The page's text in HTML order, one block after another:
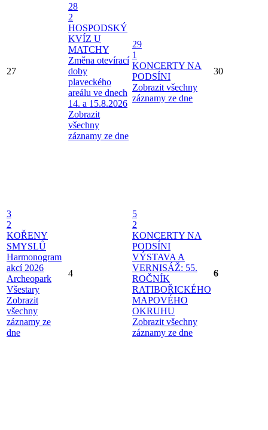
27
28
2
HOSPODSKÝ
KVÍZ U
MATCHY
Změna otevírací
doby
plaveckého
areálu ve dnech
14. a 15.8.2026
Zobrazit
všechny
záznamy ze dne
29
1
KONCERTY NA
PODSÍNI
Zobrazit všechny
záznamy ze dne
30
3
2
KOŘENY
SMYSLŮ
Harmonogram
akcí 2026
Archeopark
Všestary
Zobrazit
všechny
záznamy ze
dne
4
5
2
KONCERTY NA
PODSÍNI
VÝSTAVA A
VERNISÁŽ: 55.
ROČNÍK
RATIBOŘICKÉHO
MAPOVÉHO
OKRUHU
Zobrazit všechny
záznamy ze dne
6